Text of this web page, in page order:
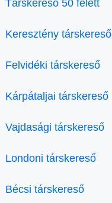
Társkereső 50 felett
Keresztény társkereső
Felvidéki társkereső
Kárpátaljai társkereső
Vajdasági társkereső
Londoni társkereső
Bécsi társkereső